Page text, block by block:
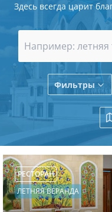
Здесь всегда царит
Фильтры
РЕСТОРАН
ЛЕТНЯЯ ВЕРАНДА